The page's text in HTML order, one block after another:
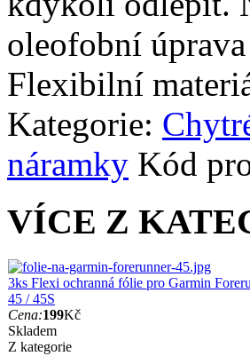
oleofobní
Flexibilní
Kategorie:
náramky Kód
VÍCE Z
3ks Flexi ochranná fólie pro Garmin
45 / 45S
Cena:199Kč
Skladem
Z kategorie